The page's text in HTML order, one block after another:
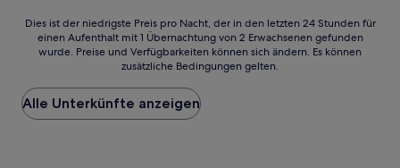
Dies
der
Preis
pro
Nacht,
Dies ist der niedrigste Preis pro Nacht, der in den letzten 24 Stunden für
einen Aufenthalt mit 1 Übernachtung von 2 Erwachsenen gefunden
wurde. Preise und Verfügbarkeiten können sich ändern. Es können
zusätzliche Bedingungen gelten.
Alle Unterkünfte anzeigen